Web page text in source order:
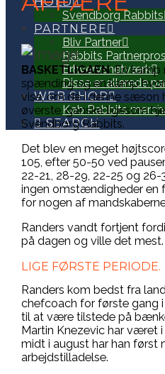
Svendborg Rabbits
PARTNERE
Bliv Partner
Rabbits
Erhvervsnetværk
Disse er allerede
WEB SHOP
Køb Rabbits
SEARCH
BASKETLIGAEN: En
spænding og en kamp
vise, om de i denne sæson
øverste, ganske ligesom
Svendborg Rabbits.
Det blev en meget
105, efter 50-50 ved
22-21, 28-29, 22-25 og 26-
ingen omstændigheder en
for nogen af
Randers vandt fortjent
på dagen og ville det mest.
LIGE FØRSTE PERIODE.
Randers kom bedst fra
chefcoach for første gang
til at være tilstede på
Martin Knezevic har været i
midt i august har han først
arbejdstilladelse.